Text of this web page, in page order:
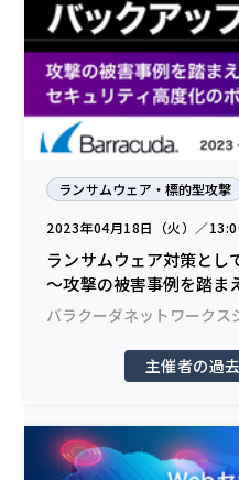
ランサムウェア・標的型攻撃
2023年04月18日（火）／
ランサムウェア対策とし
～攻撃の被害事例を踏ま
バラクーダネットワークス
主催者の過